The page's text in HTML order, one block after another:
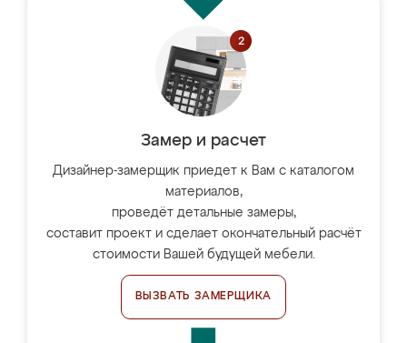
Замер и расчет
Дизайнер-замерщик приедет к Вам с каталогом
материалов,
проведёт детальные замеры,
составит проект и сделает окончательный расчёт
стоимости Вашей будущей мебели.
ВЫЗВАТЬ ЗАМЕРЩИКА